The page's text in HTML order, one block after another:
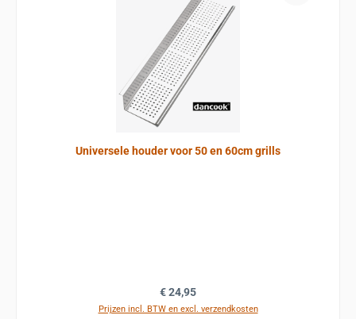
Universele houder voor 50 en 60cm grills
Normale prijs:
€ 24,95
Prijzen incl. BTW en excl. verzendkosten